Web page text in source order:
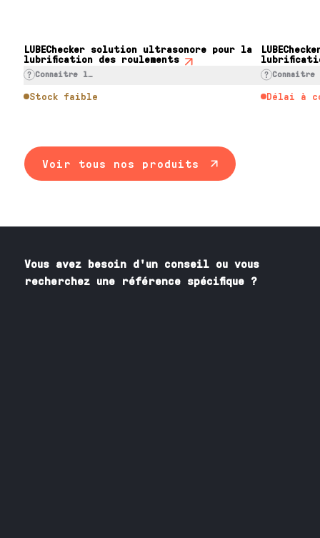
Voir tous nos produits
LUBEChecker solution ultrasonore pour la
lubrification des roulements
Connaitre le prix
Stock faible Délai à
Vous avez besoin d'un conseil ou vous
recherchez une référence spécifique ?